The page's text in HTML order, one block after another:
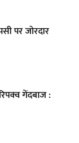
पर जोरदार
गेंदबाज :